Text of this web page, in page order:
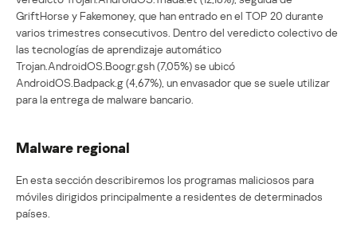
GriftHorse y Fakemoney, que han entrado en el TOP 20 durante
varios trimestres consecutivos. Dentro del veredicto colectivo de
las tecnologías de aprendizaje automático
Trojan.AndroidOS.Boogr.gsh (7,05%) se ubicó
AndroidOS.Badpack.g (4,67%), un envasador que se suele utilizar
para la entrega de malware bancario.
Malware regional
En esta sección describiremos los programas maliciosos para
móviles dirigidos principalmente a residentes de determinados
países.